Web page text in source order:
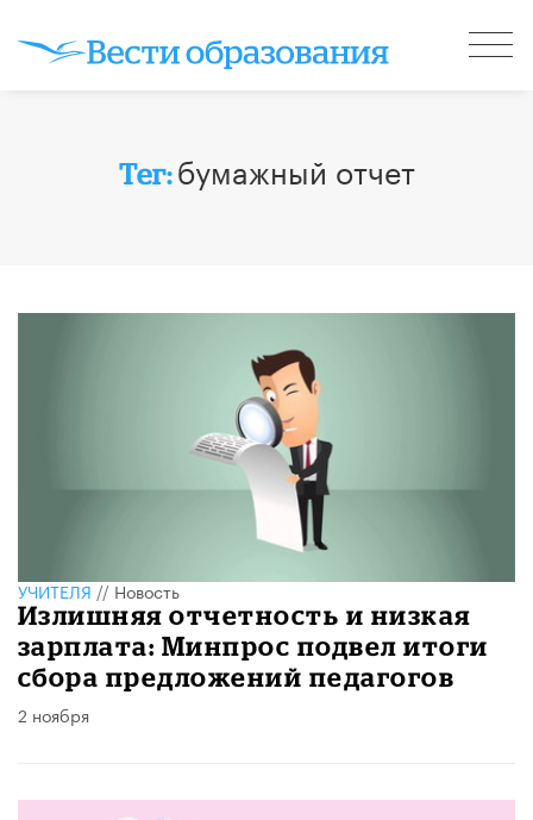
Тег:бумажный отчет
УЧИТЕЛЯ//Новость
Излишняя отчетность и низкая
зарплата: Минпрос подвел итоги
сбора предложений педагогов
2 ноября